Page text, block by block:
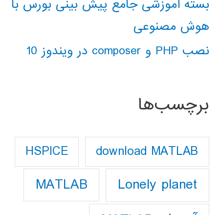
بسته آموزشی جامع پیش بینی بورس با
هوش مصنوعی
نصب PHP و composer در ویندوز 10
برچسب‌ها
download MATLAB
HSPICE
Lonely planet
MATLAB